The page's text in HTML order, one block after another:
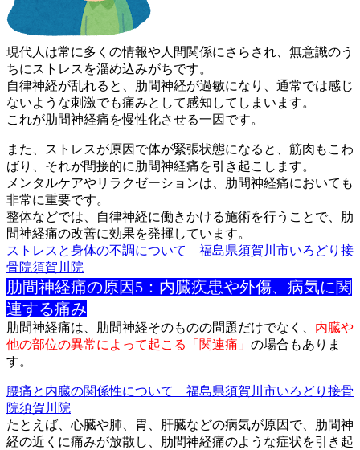
現代人は常に多くの情報や人間関係にさらされ、無意識のう
ちにス トレスを溜め込みがちです。
自律神経が乱れると、肋間神経が過敏になり、通常では感じ
ないよ うな刺激でも痛みとして感知してしまいます。
これが肋間神経痛を慢性化させる一因です。
また、ストレスが原因で体が緊張状態になると、筋肉もこわ
ばり、 それが間接的に肋間神経痛を引き起こします。
メンタルケアやリラクゼーションは、肋間神経痛においても
非常に重要です。
整体などでは、自律神経に働きかける施術を行うことで、肋
間神経痛の改善に効果を発揮しています。
ストレスと身体の不調について 福島県須賀川市いろどり接
骨院須賀川院
肋間神経痛の原因5：内臓疾患や外傷、病気に関
連する痛み
肋間神経痛は、肋間神経そのものの問題だけでなく、 内臓や
他の部位の異常によって起こる「関連痛」 の場合もありま
す。
腰痛と内臓の関係性について 福島県須賀川市いろどり接骨
院須賀川院
たとえば、心臓や肺、胃、肝臓などの病気が原因で、肋間神
経の近 くに痛みが放散し、肋間神経痛のような症状を引き起